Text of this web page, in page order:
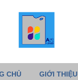
CHỦ GIỚI THIỆU